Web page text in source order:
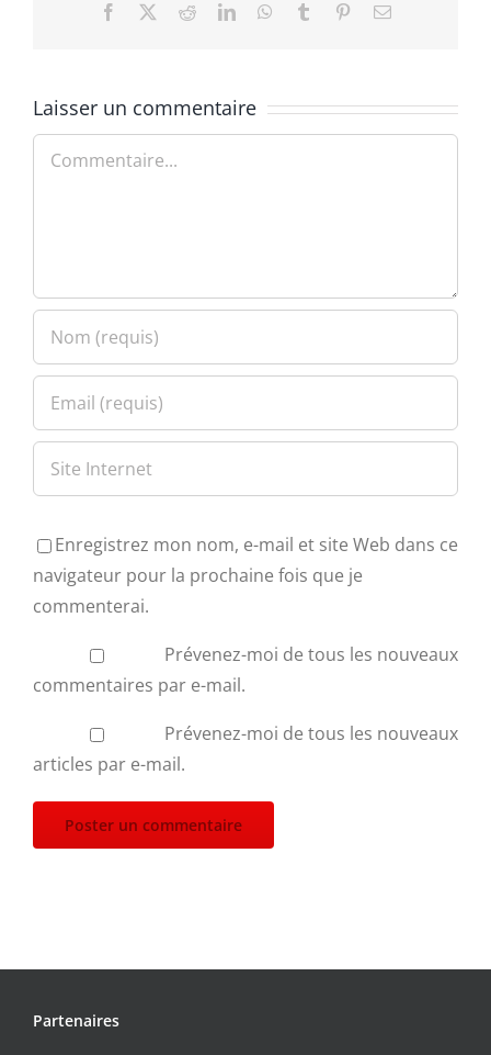
Facebook RedditLinkedInWhatsApp
Tumblr PinterestEmail
Laisser un commentaire
Commentaire
Enregistrez mon nom, e-mail et site Web dans ce
navigateur pour la prochaine fois que je
commenterai.
Prévenez-moi de tous les nouveaux
commentaires par e-mail.
Prévenez-moi de tous les nouveaux
articles par e-mail.
Partenaires